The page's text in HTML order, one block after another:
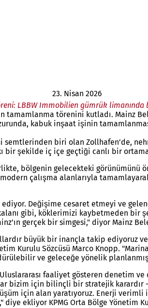
23. Nisan 2026
LBBW Immobilien gümrük
törenini kutladı. Mainz
kabuk inşaat işinin
biri olan Zollhafen’de,
bir şekilde iç içe geçtiği canlı bir
bölgenin gelecekteki
çalışma alanlarıyla
Değişime cesaret etmeyi ve
gibi, köklerimizi kaybetmeden bir
gerçek bir simgesi," diyor Mainz
büyük bir inançla takip ediyoruz
Kurulu Sözcüsü Marco Knopp.
ve geleceğe yönelik
faaliyet gösteren denetim ve
bizim için bilinçli bir stratejik karardır
için alan yaratıyoruz. Enerji
ekliyor KPMG Orta Bölge Yönetim